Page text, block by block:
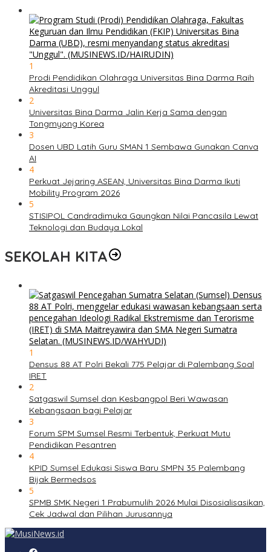
1
Prodi Pendidikan Olahraga Universitas Bina Darma Raih
Akreditasi Unggul
2
Universitas Bina Darma Jalin Kerja Sama dengan
Tongmyong Korea
3
Dosen UBD Latih Guru SMAN 1 Sembawa Gunakan Canva
AI
4
Perkuat Jejaring ASEAN, Universitas Bina Darma Ikuti
Mobility Program 2026
5
STISIPOL Candradimuka Gaungkan Nilai Pancasila Lewat
Teknologi dan Budaya Lokal
SEKOLAH KITA
1
Densus 88 AT Polri Bekali 775 Pelajar di Palembang Soal
IRET
2
Satgaswil Sumsel dan Kesbangpol Beri Wawasan
Kebangsaan bagi Pelajar
3
Forum SPM Sumsel Resmi Terbentuk, Perkuat Mutu
Pendidikan Pesantren
4
KPID Sumsel Edukasi Siswa Baru SMPN 35 Palembang
Bijak Bermedsos
5
SPMB SMK Negeri 1 Prabumulih 2026 Mulai Disosialisasikan,
Cek Jadwal dan Pilihan Jurusannya